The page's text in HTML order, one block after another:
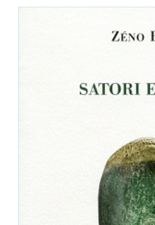
ZÉNO BIANU :
Garnier